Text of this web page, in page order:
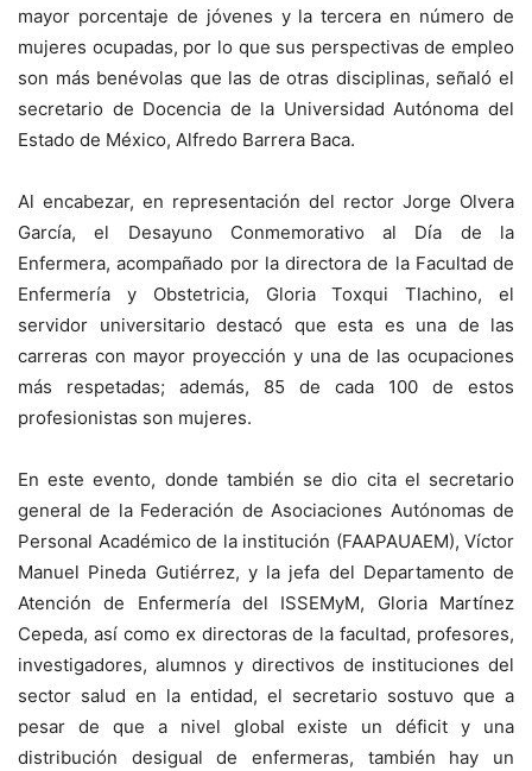
mayor porcentaje de jóvenes y la tercera en número de
mujeres ocupadas, por lo que sus perspectivas de empleo
son más benévolas que las de otras disciplinas, señaló el
secretario de Docencia de la Universidad Autónoma del
Estado de México, Alfredo Barrera Baca.
Al encabezar, en representación del rector Jorge Olvera
García, el Desayuno Conmemorativo al Día de la
Enfermera, acompañado por la directora de la Facultad de
Enfermería y Obstetricia, Gloria Toxqui Tlachino, el
servidor universitario destacó que esta es una de las
carreras con mayor proyección y una de las ocupaciones
más respetadas; además, 85 de cada 100 de estos
profesionistas son mujeres.
En este evento, donde también se dio cita el secretario
general de la Federación de Asociaciones Autónomas de
Personal Académico de la institución (FAAPAUAEM), Víctor
Manuel Pineda Gutiérrez, y la jefa del Departamento de
Atención de Enfermería del ISSEMyM, Gloria Martínez
Cepeda, así como ex directoras de la facultad, profesores,
investigadores, alumnos y directivos de instituciones del
sector salud en la entidad, el secretario sostuvo que a
pesar de que a nivel global existe un déficit y una
distribución desigual de enfermeras, también hay un